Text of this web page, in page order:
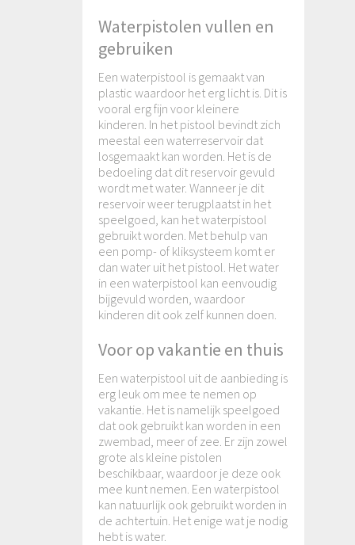
Waterpistolen vullen en
gebruiken
Een waterpistool is gemaakt van
plastic waardoor het erg licht is. Dit is
vooral erg fijn voor kleinere
kinderen. In het pistool bevindt zich
meestal een waterreservoir dat
losgemaakt kan worden. Het is de
bedoeling dat dit reservoir gevuld
wordt met water. Wanneer je dit
reservoir weer terugplaatst in het
speelgoed, kan het waterpistool
gebruikt worden. Met behulp van
een pomp- of kliksysteem komt er
dan water uit het pistool. Het water
in een waterpistool kan eenvoudig
bijgevuld worden, waardoor
kinderen dit ook zelf kunnen doen.
Voor op vakantie en thuis
Een waterpistool uit de aanbieding is
erg leuk om mee te nemen op
vakantie. Het is namelijk speelgoed
dat ook gebruikt kan worden in een
zwembad, meer of zee. Er zijn zowel
grote als kleine pistolen
beschikbaar, waardoor je deze ook
mee kunt nemen. Een waterpistool
kan natuurlijk ook gebruikt worden in
de achtertuin. Het enige wat je nodig
hebt is water.